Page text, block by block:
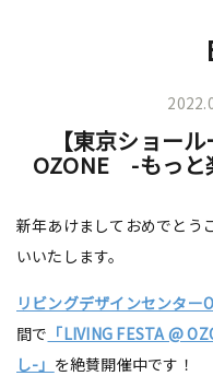
【東京ショー
OZONE -もっと
新年あけましておめでとう
いいたします。
リビングデザインセンター
間で 「LIVING FESTA @
し-」 を絶賛開催中です！